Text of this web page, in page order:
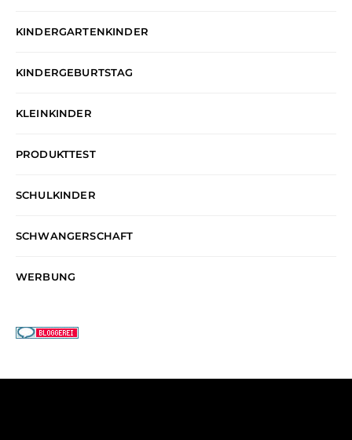
KINDERGARTENKINDER
KINDERGEBURTSTAG
KLEINKINDER
PRODUKTTEST
SCHULKINDER
SCHWANGERSCHAFT
WERBUNG